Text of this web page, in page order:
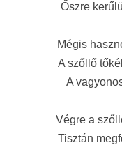
Őszre
Mégis
A szőllő
A
Végre a
Tisztán